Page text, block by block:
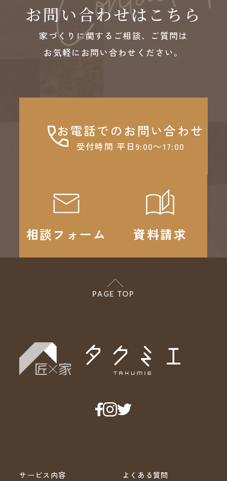
お問い合わせはこちら
家づくりに関するご相談、ご質問は
お気軽にお問い合わせください。
お電話でのお問い合わせ
受付時間 平日9:00～17:00
相談フォーム 資料請求
PAGE TOP
サービス内容 よくある質問